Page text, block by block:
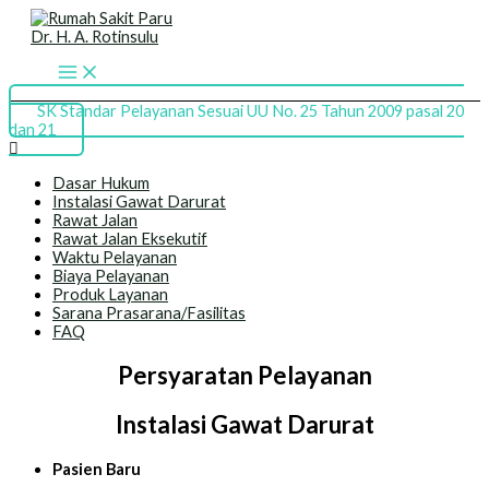
Skip
content
SK Standar Pelayanan Sesuai UU No. 25 Tahun 2009 pasal 20
dan 21
Menu
Dasar Hukum
Instalasi Gawat Darurat
Rawat Jalan
Rawat Jalan Eksekutif
Waktu Pelayanan
Biaya Pelayanan
Produk Layanan
Sarana Prasarana/Fasilitas
FAQ
Persyaratan Pelayanan
Instalasi Gawat Darurat
Pasien Baru